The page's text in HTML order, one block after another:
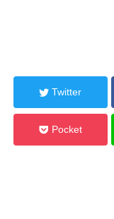
Twitter
Pocket